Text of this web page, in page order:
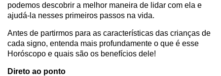
podemos descobrir a melhor maneira de lidar com ela e
ajudá-la nesses primeiros passos na vida.
Antes de partirmos para as características das crianças de
cada signo, entenda mais profundamente o que é esse
Horóscopo e quais são os benefícios dele!
Direto ao ponto